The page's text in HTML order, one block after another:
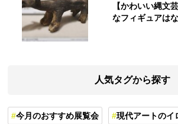
【かわいい縄文
なフィギュアは
人気タグから探す
今月のおすすめ展覧会 現代アートのイ